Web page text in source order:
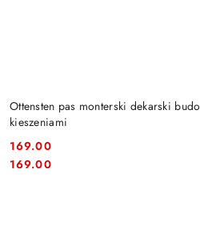
Ottensten pas monterski dekarski
kieszeniami
Cena:
169.00
Cena:
169.00